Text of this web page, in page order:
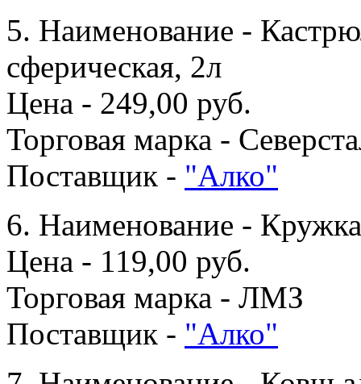
5. Наименование -
сферическая, 2л
Цена - 249,00 руб.
Торговая марка -
Поставщик - "Алко"
6. Наименование -
Цена - 119,00 руб.
Торговая марка - ЛМЗ
Поставщик - "Алко"